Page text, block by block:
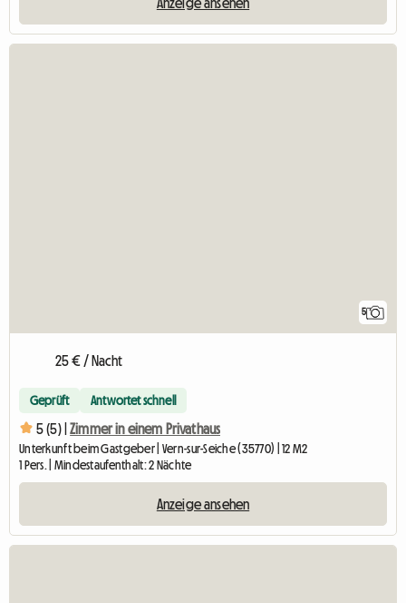
5
25 € / Nacht
Geprüft Antwortet schnell
5 (5) | Zimmer in einem Privathaus
Unterkunft beim Gastgeber | Vern-sur-Seiche (35770) | 12 M2
1 Pers. | Mindestaufenthalt: 2 Nächte
Anzeige ansehen